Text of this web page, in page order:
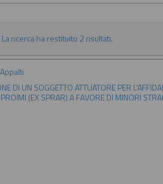
La ricerca ha restituito 2 risultati.
DI UN SOGGETTO ATTUATORE PER
(EX SPRAR) A FAVORE DI MINORI